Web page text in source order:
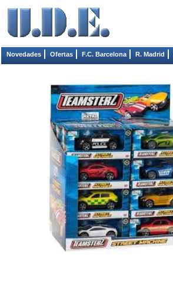
Novedades Ofertas F.C. Barcelona R. Madrid